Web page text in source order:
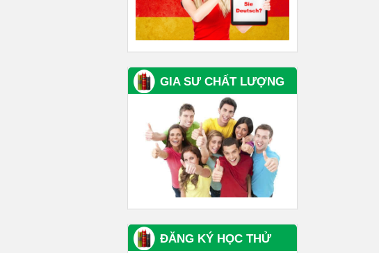
GIA SƯ CHẤT LƯỢNG
ĐĂNG KÝ HỌC THỬ